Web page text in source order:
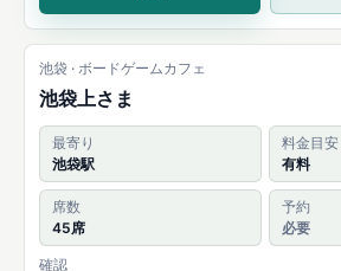
池袋 · ボードゲームカフェ
池袋上さま
最寄り
池袋駅
料金目安
有料
席数
45席
予約
必要
確認